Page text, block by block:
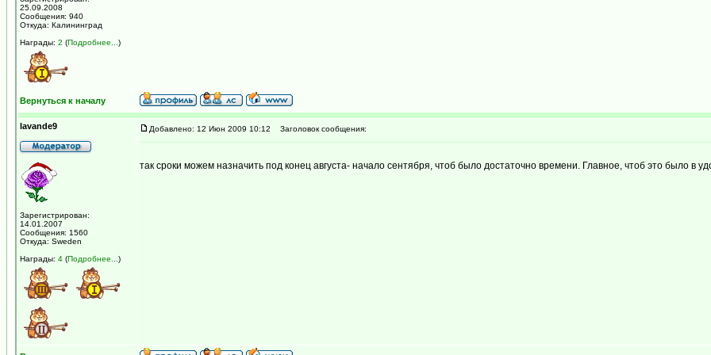
25.09.2008
Сообщения: 940
Откуда: Калининград
Награды: 2 (Подробнее... )
Вернуться к началу
lavande9
Зарегистрирован:
14.01.2007
Сообщения: 1560
Откуда: Sweden
Награды: 4 (Подробнее... )
Добавлено: 12 Июн 2009 10:12 Заголовок сообщения:
так сроки можем назначить под конец августа- начало сентября, чтоб было достаточно времени. Главное, чтоб это было в